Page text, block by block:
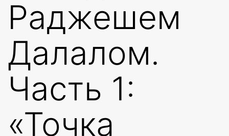
Раджешем
Далалом.
Часть 1:
«Точка